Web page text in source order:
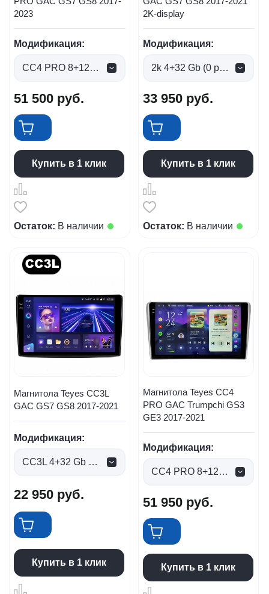
2023
Модификация:
CC4 PRO 8+128gb (0 руб.)
51 500 руб.
Купить в 1 клик
Остаток: В наличии
2K-display
Модификация:
2k 4+32 Gb (0 руб.)
33 950 руб.
Купить в 1 клик
Остаток: В наличии
Магнитола Teyes CC3L
GAC GS7 GS8 2017-2021
Модификация:
CC3L 4+32 Gb (0 руб.)
22 950 руб.
Купить в 1 клик
Магнитола Teyes CC4
PRO GAC Trumpchi GS3
GE3 2017-2021
Модификация:
CC4 PRO 8+128gb (0 руб.)
51 950 руб.
Купить в 1 клик